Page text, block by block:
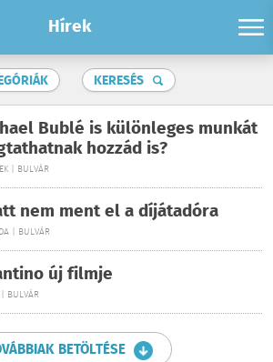
Hírek
KERESÉS
Bublé is különleges munkát
hozzád is?
| BULVÁR
nem ment el a díjátadóra
| BULVÁR
új filmje
BULVÁR
BETÖLTÉSE